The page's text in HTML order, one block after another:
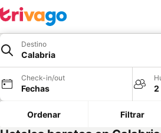
Destino
Calabria
Check-in/out
Fechas 2
Ordenar Filtrar